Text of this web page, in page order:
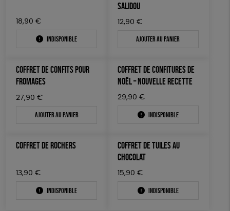
18,90 €
Indisponible
SALIDOU
12,90 €
Ajouter au panier
COFFRET DE CONFITS POUR
FROMAGES
27,90 €
Ajouter au panier
COFFRET DE CONFITURES DE
NOËL – NOUVELLE RECETTE
29,90 €
Indisponible
COFFRET DE ROCHERS
13,90 €
Indisponible
COFFRET DE TUILES AU
CHOCOLAT
15,90 €
Indisponible